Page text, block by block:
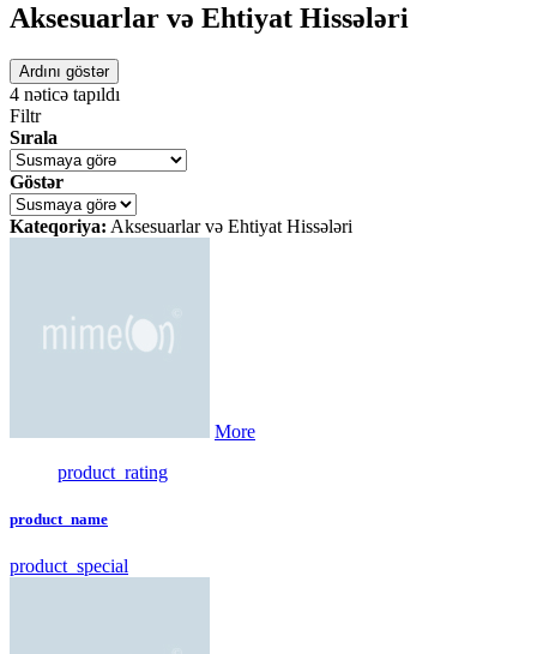
Aksesuarlar və Ehtiyat Hissələri
Ardını göstər
4 nəticə tapıldı
Filtr
Sırala
Göstər
Kateqoriya: Aksesuarlar və Ehtiyat Hissələri
More
product_rating
product_name
product_special